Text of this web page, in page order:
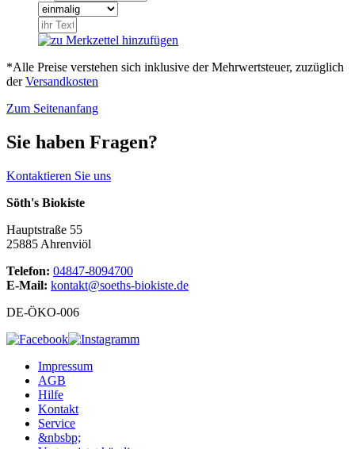
*Alle Preise verstehen sich inklusive der Mehrwertsteuer, zuzüglich
derVersandkosten
Zum Seitenanfang
Sie haben Fragen?
Kontaktieren Sie uns
Söth's Biokiste
Hauptstraße 55
25885 Ahrenviöl
Telefon: 04847-8094700
E-Mail: kontakt@soeths-biokiste.de
DE-ÖKO-006
Impressum
AGB
Hilfe
Kontakt
Service
&nbsbp;